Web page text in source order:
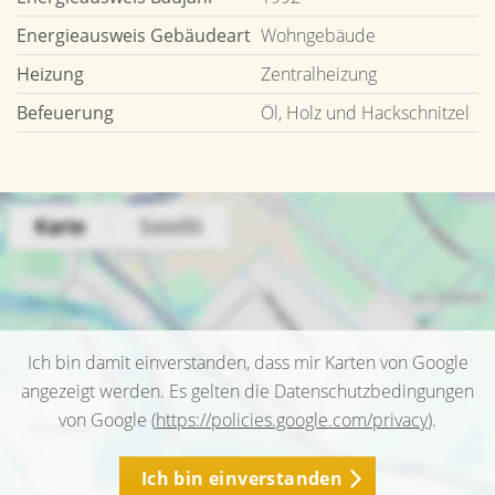
Energieausweis Gebäudeart Wohngebäude
Heizung
Zentralheizung
Befeuerung
Öl, Holz und Hackschnitzel
Ich bin damit einverstanden, dass mir Karten von Google
angezeigt werden. Es gelten die Datenschutzbedingungen
von Google (https://policies.google.com/privacy).
Ich bin einverstanden